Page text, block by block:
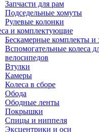
Запчасти для рам
Подседельные хомуты
Рулевые колонки
и комплектующие
Бескамерные комплекты и
Вспомогательные колеса
велосипедов
Втулки
Камеры
Колеса в сборе
Обода
Ободные ленты
Покрышки
Спицы и ниппеля
Эксцентрики и оси